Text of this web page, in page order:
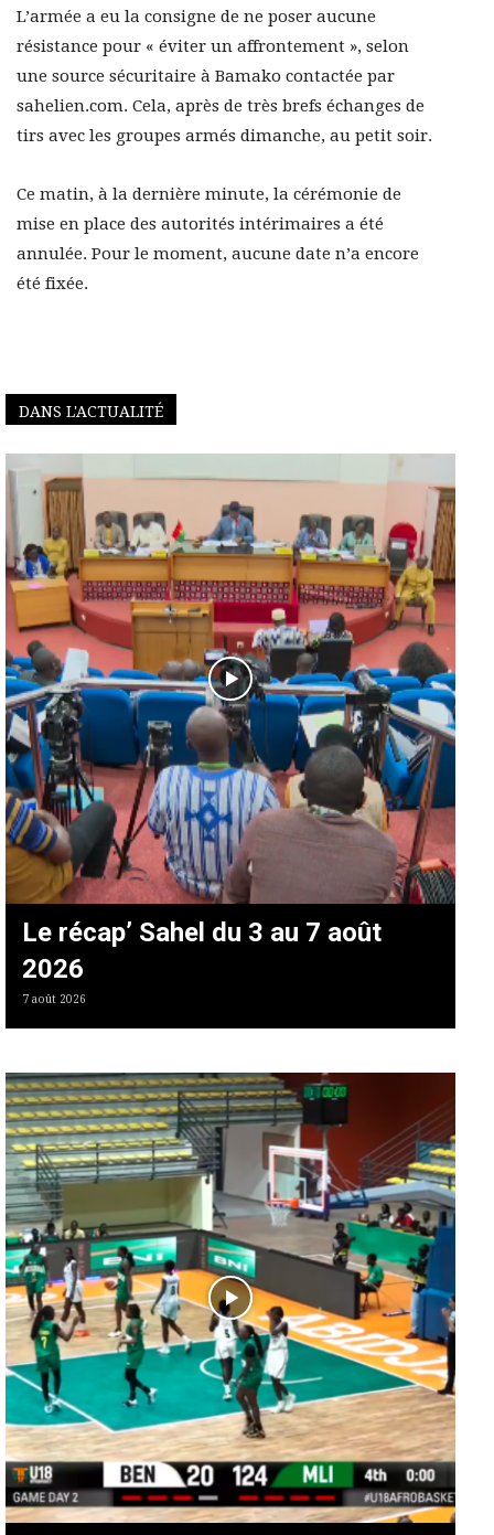
L’armée a eu la consigne de ne poser aucune
résistance pour « éviter un affrontement », selon
une source sécuritaire à Bamako contactée par
sahelien.com. Cela, après de très brefs échanges de
tirs avec les groupes armés dimanche, au petit soir.
Ce matin, à la dernière minute, la cérémonie de
mise en place des autorités intérimaires a été
annulée. Pour le moment, aucune date n’a encore
été fixée.
DANS L'ACTUALITÉ
Le récap’ Sahel du 3 au 7 août
2026
7 août 2026